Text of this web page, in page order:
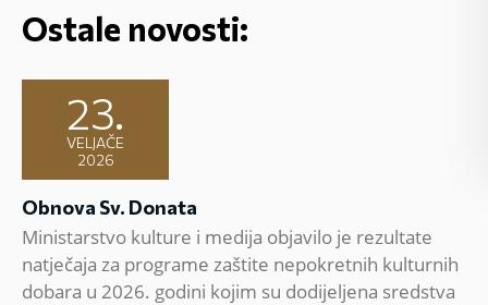
Ostale novosti:
23.
VELJAČE
2026
Obnova Sv. Donata
Ministarstvo kulture i medija objavilo je rezultate
natječaja za programe zaštite nepokretnih kulturnih
dobara u 2026. godini kojim su dodijeljena sredstva